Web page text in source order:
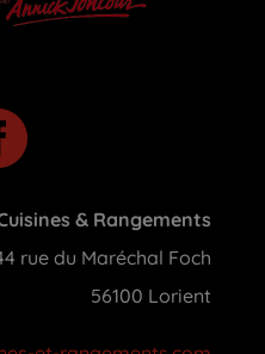
& Rangements
rue du Maréchal Foch
56100 Lorient